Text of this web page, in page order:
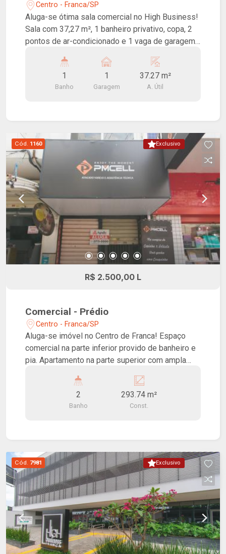
Centro - Franca/SP
Aluga-se ótima sala comercial no High Business!
Sala com 37,27 m², 1 banheiro privativo, copa, 2
pontos de ar-condicionado e 1 vaga de garagem.
com auditório para até 70 pessoas, 03 salas de
reunião de uso comum, elevadores inteligentes
de alta velocidade, pontos de carregamento para
reduzida nas áreas comuns, sistema de
segurança de última geração.
1
Banho
1
Garagem
37.27 m²
A. Útil
Exclusivo
Cód. 1160
R$ 2.500,00 L
Comercial - Prédio
Centro - Franca/SP
Aluga-se imóvel no Centro de Franca! Espaço
comercial na parte inferior provido de banheiro e
pia. Apartamento na parte superior com ampla
bela vista do centro da cidade. Ótimo negócio.
2
Banho
293.74 m²
Const.
Exclusivo
Cód. 7981